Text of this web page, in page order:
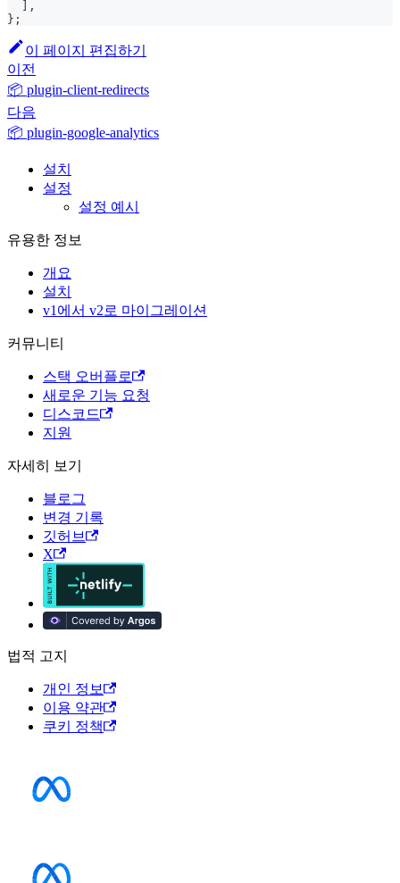
,
} ;
이 페이지 편집하기
이전
📦 plugin-client-redirects
다음
📦 plugin-google-analytics
설치
설정
설정 예시
유용한 정보
개요
설치
v1에서 v2로 마이그레이션
커뮤니티
스택 오버플로
새로운 기능 요청
디스코드
지원
자세히 보기
블로그
변경 기록
깃허브
X
법적 고지
개인 정보
이용 약관
쿠키 정책